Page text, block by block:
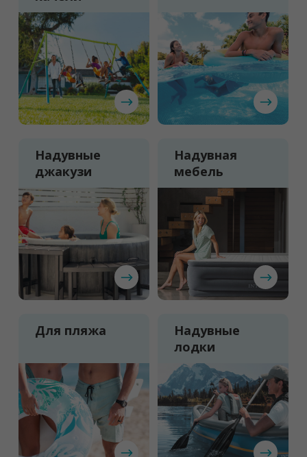
Надувные
джакузи
Надувная
мебель
Для пляжа
Надувные
лодки